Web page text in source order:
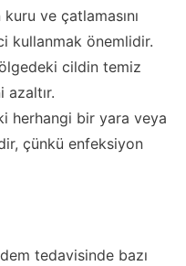
ve çatlamasını
kullanmak önemlidir.
cildin temiz
azaltır.
herhangi bir yara veya
çünkü enfeksiyon
tedavisinde bazı